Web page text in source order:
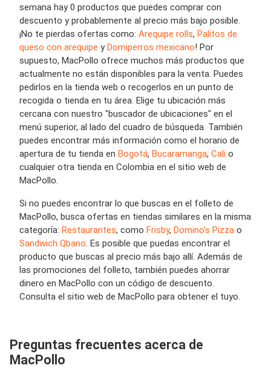
semana hay 0 productos que puedes comprar con
descuento y probablemente al precio más bajo posible.
¡No te pierdas ofertas como: Arequipe rolls, Palitos de
queso con arequipe yDomiperros mexicano! Por
supuesto, MacPollo ofrece muchos más productos que
actualmente no están disponibles para la venta. Puedes
pedirlos en la tienda web o recogerlos en un punto de
recogida o tienda en tu área. Elige tu ubicación más
cercana con nuestro "buscador de ubicaciones" en el
menú superior, al lado del cuadro de búsqueda. También
puedes encontrar más información como el horario de
apertura de tu tienda en Bogotá, Bucaramanga, Cali o
cualquier otra tienda en Colombia en el sitio web de
MacPollo.
Si no puedes encontrar lo que buscas en el folleto de
MacPollo, busca ofertas en tiendas similares en la misma
categoría: Restaurantes, como Frisby, Domino's Pizza o
Sandwich Qbano. Es posible que puedas encontrar el
producto que buscas al precio más bajo allí. Además de
las promociones del folleto, también puedes ahorrar
dinero en MacPollo con un código de descuento.
Consulta el sitio web de MacPollo para obtener el tuyo.
Preguntas frecuentes acerca de
MacPollo